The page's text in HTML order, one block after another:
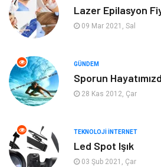
Keyif Hobi
Organizasyon Moda
Bilgisayar & Yazılım
Lazer Epilasyon
09 Mar 2021, Sal
GÜNDEM
Sporun
28 Kas 2012, Çar
TEKNOLOJI İNTERNET
Led Spot Işık
03 Şub 2021, Çar